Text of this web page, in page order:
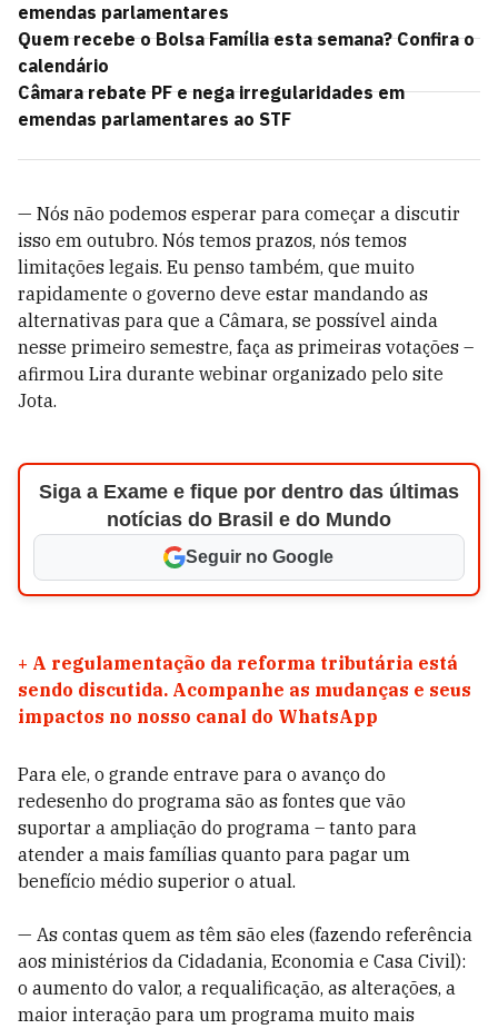
emendas parlamentares
Quem recebe o Bolsa Família esta semana? Confira o
calendário
Câmara rebate PF e nega irregularidades em
emendas parlamentares ao STF
— Nós não podemos esperar para começar a discutir
isso em outubro. Nós temos prazos, nós temos
limitações legais. Eu penso também, que muito
rapidamente o governo deve estar mandando as
alternativas para que a Câmara, se possível ainda
nesse primeiro semestre, faça as primeiras votações –
afirmou Lira durante webinar organizado pelo site
Jota.
Siga a Exame e fique por dentro das últimas
notícias do Brasil e do Mundo
Seguir no Google
+ A regulamentação da reforma tributária está
sendo discutida. Acompanhe as mudanças e seus
impactos no nosso canal do WhatsApp
Para ele, o grande entrave para o avanço do
redesenho do programa são as fontes que vão
suportar a ampliação do programa – tanto para
atender a mais famílias quanto para pagar um
benefício médio superior o atual.
— As contas quem as têm são eles (fazendo referência
aos ministérios da Cidadania, Economia e Casa Civil):
o aumento do valor, a requalificação, as alterações, a
maior interação para um programa muito mais